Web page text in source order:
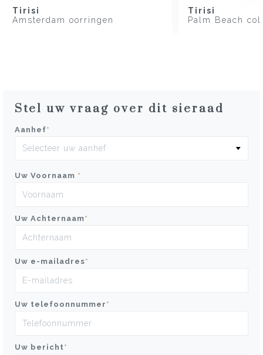
Tirisi
Amsterdam oorringen
Tirisi
Palm Beach
Stel uw vraag over dit sieraad
Aanhef*
Uw Voornaam *
Uw Achternaam*
Uw e-mailadres*
Uw telefoonnummer *
Uw bericht*